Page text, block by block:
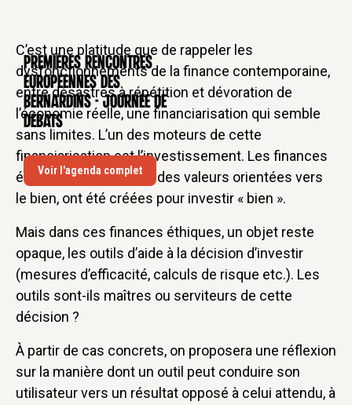
CONFÉRENCE
Premières rencontres
européennes des
Bernardins - Journée de
débats
Voir l'agenda complet
C’est une platitude que de rappeler les
dysfonctionnements de la finance contemporaine,
entre désastres à répétition et dévoration de
l’économie réelle, une financiarisation qui semble
sans limites. L’un des moteurs de cette
financiarisation est l’investissement. Les finances
éthiques, fléchées par des valeurs orientées vers
le bien, ont été créées pour investir « bien ».
Mais dans ces finances éthiques, un objet reste
opaque, les outils d’aide à la décision d’investir
(mesures d’efficacité, calculs de risque etc.). Les
outils sont-ils maîtres ou serviteurs de cette
décision ?
À partir de cas concrets, on proposera une réflexion
sur la manière dont un outil peut conduire son
utilisateur vers un résultat opposé à celui attendu, à